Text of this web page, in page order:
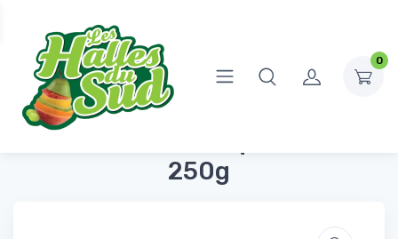
0
Accueil Fruits Secs
250g